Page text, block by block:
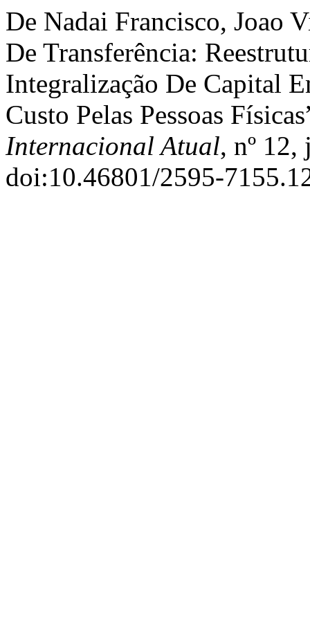
De Nadai Francisco, Joao
De Transferência:
Integralização De Capital
Custo Pelas Pessoas
Internacional Atual, nº 12,
doi:10.46801/2595-